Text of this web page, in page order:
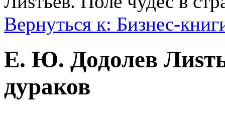
Вернуться к: Бизнес-
Е. Ю. Додолев
дураков